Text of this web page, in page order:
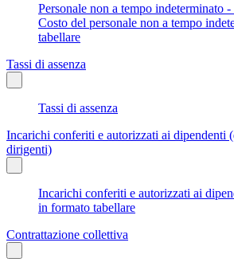
Personale non a tempo indeterminato
Costo del personale non a tempo
tabellare
Tassi di assenza
Tassi di assenza
Incarichi conferiti e autorizzati ai dipendenti
dirigenti)
Incarichi conferiti e autorizzati ai
in formato tabellare
Contrattazione collettiva